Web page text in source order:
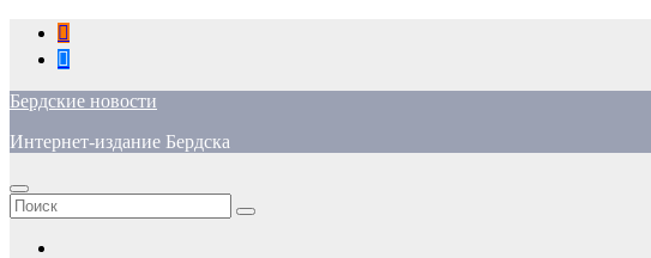
Перейти
содержимому
Бердские новости
Интернет-издание Бердска